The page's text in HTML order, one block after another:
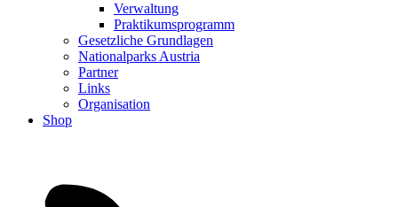
Verwaltung
Praktikumsprogramm
Gesetzliche Grundlagen
Nationalparks Austria
Partner
Links
Organisation
Shop